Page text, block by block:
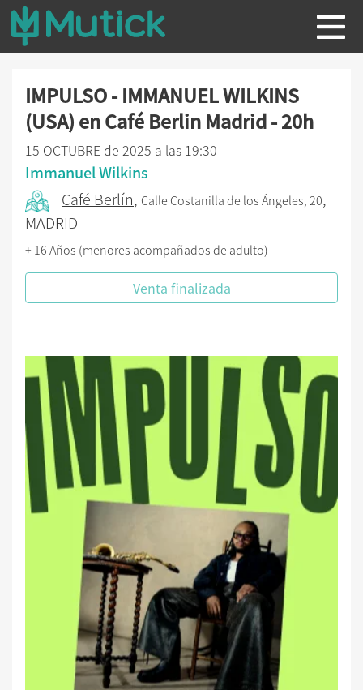
IMPULSO - IMMANUEL WILKINS
(USA) en Café Berlin Madrid - 20h
15 OCTUBRE de 2025 a las 19:30
Immanuel Wilkins
Café Berlín, Calle Costanilla de los Ángeles, 20,
MADRID
+ 16 Años (menores acompañados de adulto)
Venta finalizada